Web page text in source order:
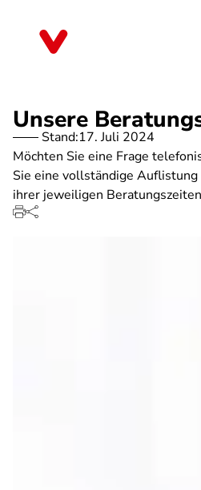
Unsere
Stand:17. Juli 2024
Möchten Sie eine Frage
Sie eine vollständige
ihrer jeweiligen